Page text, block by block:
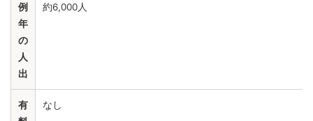
例
年
の
人
出
約6,000人
有
なし